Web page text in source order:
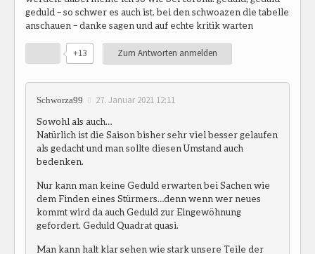
geduld – so schwer es auch ist. bei den schwoazen die tabelle
anschauen – danke sagen und auf echte kritik warten
+13 Zum Antworten anmelden
Schworza99 27. Januar 2021 12:11
Sowohl als auch…
Natürlich ist die Saison bisher sehr viel besser gelaufen
als gedacht und man sollte diesen Umstand auch
bedenken.
Nur kann man keine Geduld erwarten bei Sachen wie
dem Finden eines Stürmers…denn wenn wer neues
kommt wird da auch Geduld zur Eingewöhnung
gefordert. Geduld Quadrat quasi.
Man kann halt klar sehen wie stark unsere Teile der